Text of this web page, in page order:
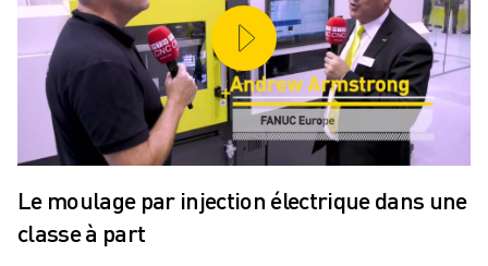
COÛT TOTAL D'UNE ROBOSHOT
MACHINES D'ÉLECTROÉROSION PAR FIL
ROBOCUT MACHINES D'ÉLECTROÉROSION À FIL
ROBOCUT MATÉRIEL
LOGICIEL ROBOCUT
ROBOCUT MAINTENANCE PRÉVENTIVE
DURABILITÉ DU ROBOCUT
SOLUTIONS IIOT
Le moulage par injection électrique dans une
classe à part